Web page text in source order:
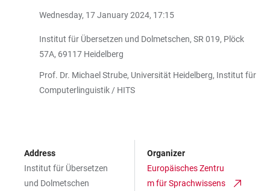
Wednesday, 17 January 2024, 17:15
Institut für Übersetzen und Dolmetschen, SR 019, Plöck
57A, 69117 Heidelberg
Prof. Dr. Michael Strube, Universität Heidelberg, Institut für
Computerlinguistik / HITS
Address
Institut für Übersetzen
und Dolmetschen
Organizer
Europäisches Zentru
m für Sprachwissens